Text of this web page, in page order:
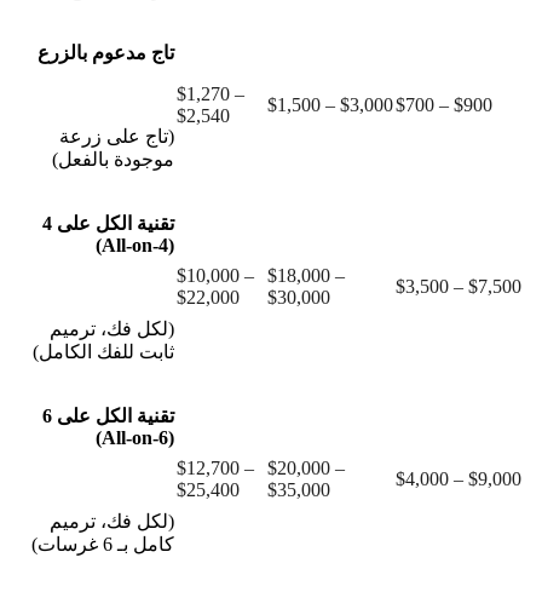
تاج مدعوم بالزرع
(تاج على زرعة
موجودة بالفعل)
$1,270 –
$2,540
$1,500 – $3,000$700 – $900
تقنية الكل على 4
(All-on-4)
(لكل فك، ترميم
ثابت للفك الكامل)
$10,000 –
$22,000
$18,000 –
$30,000
$3,500 – $7,500
تقنية الكل على 6
(All-on-6)
(لكل فك، ترميم
كامل بـ 6 غرسات)
$12,700 –
$25,400
$20,000 –
$35,000
$4,000 – $9,000